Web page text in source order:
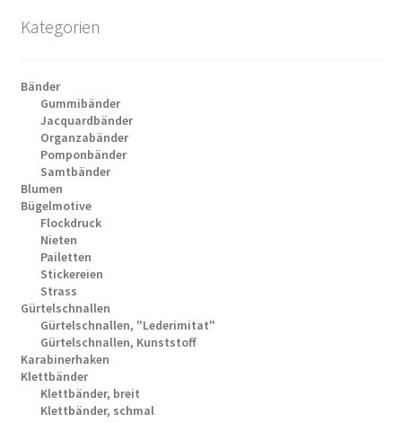
Kategorien
Bänder
Gummibänder
Jacquardbänder
Organzabänder
Pomponbänder
Samtbänder
Blumen
Bügelmotive
Flockdruck
Nieten
Pailetten
Stickereien
Strass
Gürtelschnallen
Gürtelschnallen, "Lederimitat"
Gürtelschnallen, Kunststoff
Karabinerhaken
Klettbänder
Klettbänder, breit
Klettbänder, schmal